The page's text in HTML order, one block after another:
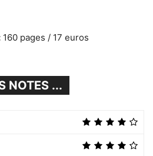
160 pages / 17 euros
NOTES ...